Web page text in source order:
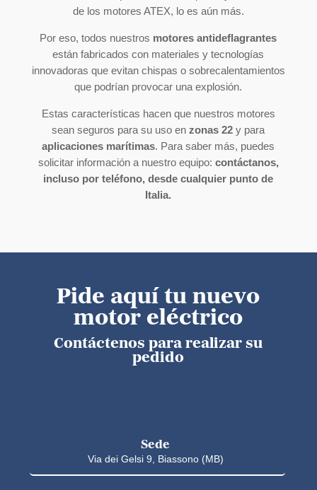
de los motores ATEX, lo es aún más.
Por eso, todos nuestros motores antideflagrantes
están fabricados con materiales y tecnologías
innovadoras que evitan chispas o sobrecalentamientos
que podrían provocar una explosión.
Estas características hacen que nuestros motores
sean seguros para su uso enzonas 22 y para
aplicaciones marítimas. Para saber más, puedes
solicitar información a nuestro equipo: contáctanos,
incluso por teléfono, desde cualquier punto de
Italia.
Pide aquí tu nuevo
motor eléctrico
Contáctenos para realizar su
pedido
Sede
Via dei Gelsi 9, Biassono (MB)